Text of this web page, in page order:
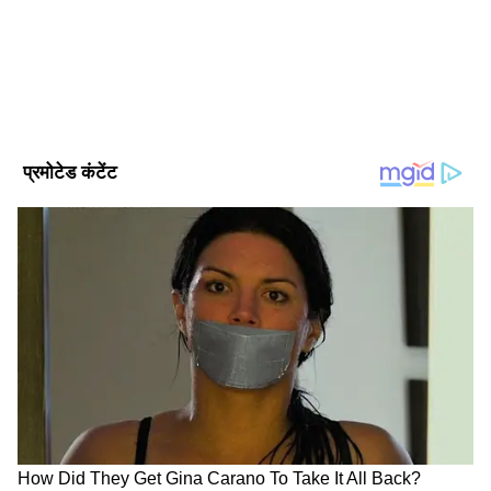
डायरेक्टर्स ने क्या दी दलील?
VII नियम 10 के तहत वाद वापस करने की मांग की थी।
उन्होंने तर्क दिया कि यह मुकदमा कंपनी अधिनियम की
धारा 166 के तहत वैधानिक कर्तव्यों के कथित उल्लंघन पर
आधारित था और यह कमर्शियल कोर्ट्स एक्ट की धारा
2(1)(c) के तहत "कमर्शियल विवाद" की किसी भी श्रेणी
में नहीं आता है। उन्होंने यह भी दलील दी कि ली किम
टाह और वोह हप होल्डिंग्स पीटीई लिमिटेड के बीच इस
मुकदमे से पहले से ही विवाद मौजूद थे और वे सिंगापुर में
मध्यस्थता की कार्यवाही का विषय थे।
DOWNLOAD APP